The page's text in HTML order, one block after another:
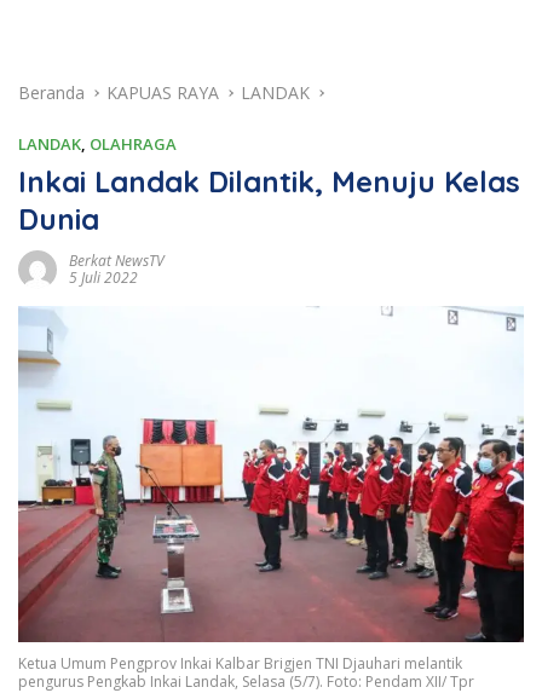
Beranda KAPUAS RAYA LANDAK
LANDAK, OLAHRAGA
Inkai Landak Dilantik, Menuju Kelas
Dunia
Berkat NewsTV
5 Juli 2022
Ketua Umum Pengprov Inkai Kalbar Brigjen TNI Djauhari melantik
pengurus Pengkab Inkai Landak, Selasa (5/7). Foto: Pendam XII/ Tpr